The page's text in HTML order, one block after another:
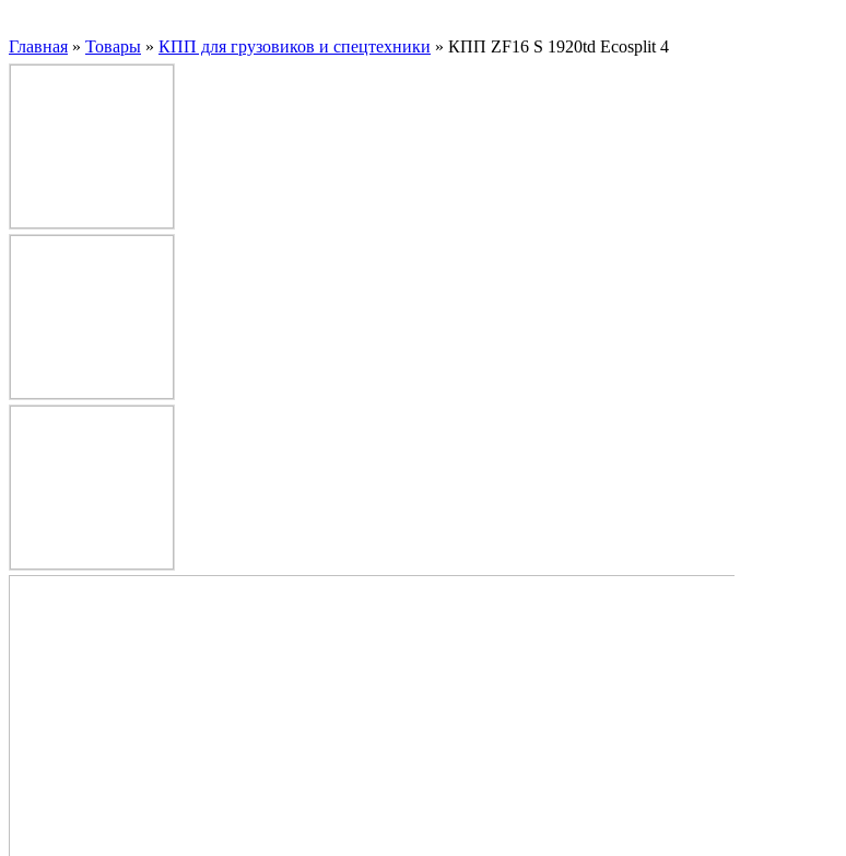
Главная » Товары » КПП для грузовиков и спецтехники » КПП ZF16 S 1920td Ecosplit 4